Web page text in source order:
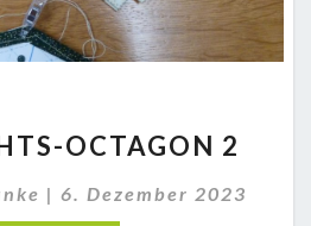
OCTAGON
OCTAGON 2
| 6. Dezember 2023